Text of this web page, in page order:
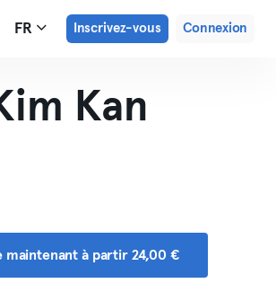
FR Inscrivez-vous Connexion
Kan
maintenant à partir 24,00 €